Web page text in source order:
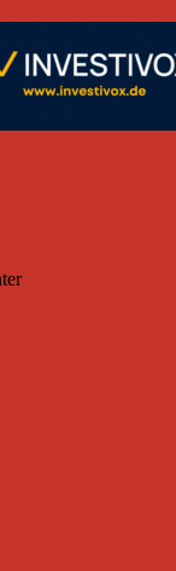
Subscribe to RSS